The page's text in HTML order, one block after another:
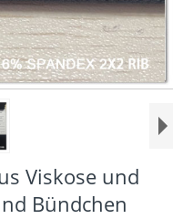
Viskose und
Bündchen